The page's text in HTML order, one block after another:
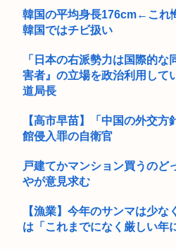
韓国の平均身長176cm←これ
韓国ではチビ扱い
「日本の右派勢力は国際的
害者』の立場を政治利用して
道局長
【高市早苗】「中国の外交方
館侵入罪の自衛官
戸建てかマンション買うのど
やが意見求む
【漁業】今年のサンマは少な
は「これまでになく厳しい年